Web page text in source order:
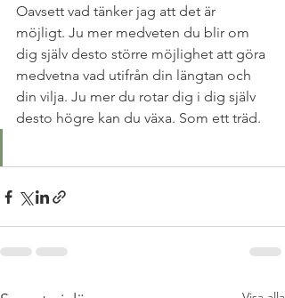
Oavsett vad tänker jag att det är
möjligt. Ju mer medveten du blir om
dig själv desto större möjlighet att göra
medvetna vad utifrån din längtan och
din vilja. Ju mer du rotar dig i dig själv
desto högre kan du växa. Som ett träd.